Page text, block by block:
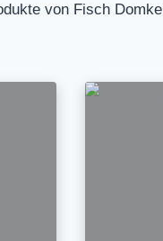
von Fisch Domke